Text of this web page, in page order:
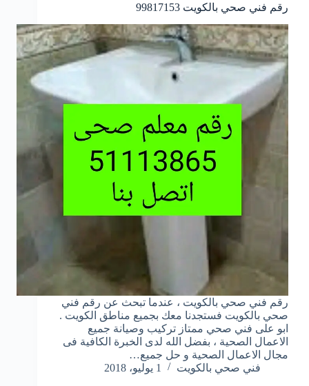
رقم فني صحي بالكويت 99817153
رقم فني صحي بالكويت ، عندما تبحث عن رقم فني
صحي بالكويت فستجدنا معك بجميع مناطق الكويت .
ابو على فني صحي ممتاز تركيب وصيانة جميع
الاعمال الصحية ، بفضل الله لدى الخبرة الكافية فى
مجال الاعمال الصحية و حل جميع…
فني صحي بالكويت
1 يوليو، 2018